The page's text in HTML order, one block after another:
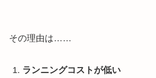
その理由は……
ランニングコストが低い